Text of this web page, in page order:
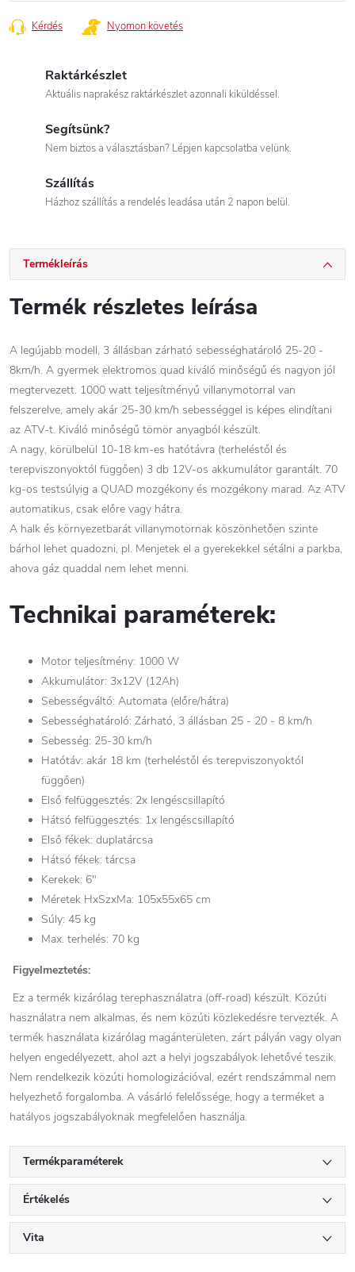
Kérdés Nyomon követés
Raktárkészlet
Aktuális naprakész raktárkészlet azonnali kiküldéssel.
Segítsünk?
Nem biztos a választásban? Lépjen kapcsolatba velünk.
Szállítás
Házhoz szállítás a rendelés leadása után 2 napon belül.
Termékleírás
Termék részletes leírása
A legújabb modell, 3 állásban zárható sebességhatároló 25-20 -
8km/h. A gyermek elektromos quad kiváló minőségű és nagyon jól
megtervezett. 1000 watt teljesítményű villanymotorral van
felszerelve, amely akár 25-30 km/h sebességgel is képes elindítani
az ATV-t. Kiváló minőségű tömör anyagból készült.
A nagy, körülbelül 10-18 km-es hatótávra (terheléstől és
terepviszonyoktól függően) 3 db 12V-os akkumulátor garantált. 70
kg-os testsúlyig a QUAD mozgékony és mozgékony marad. Az ATV
automatikus, csak előre vagy hátra.
A halk és környezetbarát villanymotornak köszönhetően szinte
bárhol lehet quadozni, pl. Menjetek el a gyerekekkel sétálni a parkba,
ahova gáz quaddal nem lehet menni.
Technikai paraméterek:
Motor teljesítmény: 1000 W
Akkumulátor: 3x12V (12Ah)
Sebességváltó: Automata (előre/hátra)
Sebességhatároló: Zárható, 3 állásban 25 - 20 - 8 km/h
Sebesség: 25-30 km/h
Hatótáv: akár 18 km (terheléstől és terepviszonyoktól
függően)
Első felfüggesztés: 2x lengéscsillapító
Hátsó felfüggesztés: 1x lengéscsillapító
Első fékek: duplatárcsa
Hátsó fékek: tárcsa
Kerekek: 6"
Méretek HxSzxMa: 105x55x65 cm
Súly: 45 kg
Max. terhelés: 70 kg
Figyelmeztetés:
Ez a termék kizárólag terephasználatra (off-road) készült. Közúti
használatra nem alkalmas, és nem közúti közlekedésre tervezték. A
termék használata kizárólag magánterületen, zárt pályán vagy olyan
helyen engedélyezett, ahol azt a helyi jogszabályok lehetővé teszik.
Nem rendelkezik közúti homologizációval, ezért rendszámmal nem
helyezhető forgalomba. A vásárló felelőssége, hogy a terméket a
hatályos jogszabályoknak megfelelően használja.
Termékparaméterek
Értékelés
Vita